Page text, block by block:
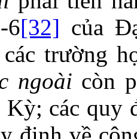
6[32] của
trường
ngoài còn
Kỳ; các